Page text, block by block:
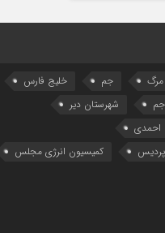
جم
خلیج فارس
شهرستان دیر
کمیسیون انرژی مجلس